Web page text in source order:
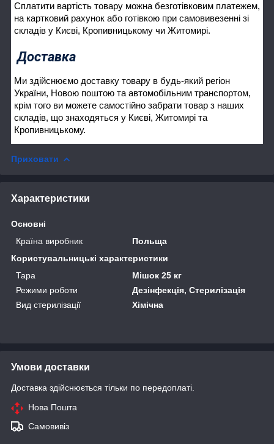
Сплатити вартість товару можна безготівковим платежем,
на картковий рахунок або готівкою при самовивезенні зі
складів у Києві, Кропивницькому чи Житомирі.
Доставка
Ми здійснюємо доставку товару в будь-який регіон
України, Новою поштою та автомобільним транспортом,
крім того ви можете самостійно забрати товар з наших
складів, що знаходяться у Києві, Житомирі та
Кропивницькому.
Приховати
Характеристики
Основні
Країна виробник
Польща
Користувальницькі характеристики
Тара
Мішок 25 кг
Режими роботи
Дезінфекція, Стерилізація
Вид стерилізації
Хімічна
Умови доставки
Доставка здійснюється тільки по передоплаті.
Нова Пошта
Самовивіз